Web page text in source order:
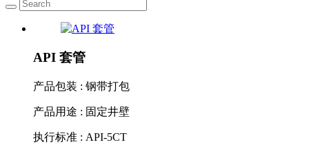
API 套管
产品包装 : 钢带打包
产品用途 : 固定井壁
执行标准 : API-5CT